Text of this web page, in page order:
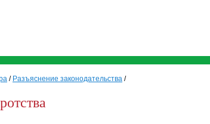
/ Разъяснение законодательства /